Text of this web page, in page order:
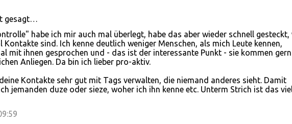
gesagt…
habe ich mir auch mal überlegt, habe das aber wieder schnell gesteckt,
Kontakte sind. Ich kenne deutlich weniger Menschen, als mich Leute kennen,
mit ihnen gesprochen und - das ist der interessante Punkt - sie kommen
Anliegen. Da bin ich lieber pro-aktiv.
Kontakte sehr gut mit Tags verwalten, die niemand anderes sieht. Damit
jemanden duze oder sieze, woher ich ihn kenne etc. Unterm Strich ist das